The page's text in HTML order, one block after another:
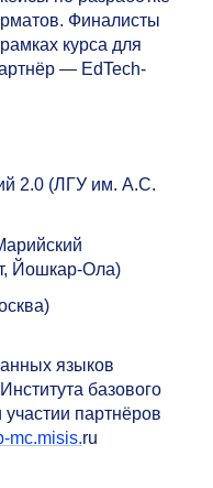
Финалисты
курса для
— EdTech-
2.0 (ЛГУ им. А.С.
Йошкар-Ола)
языков
базового
партнёров
mc.misis.ru